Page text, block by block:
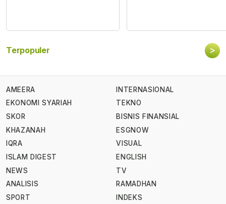
Terpopuler >
AMEERA
EKONOMI SYARIAH
SKOR
KHAZANAH
IQRA
ISLAM DIGEST
NEWS
ANALISIS
SPORT
INTERNASIONAL
TEKNO
BISNIS FINANSIAL
ESGNOW
VISUAL
ENGLISH
TV
RAMADHAN
INDEKS